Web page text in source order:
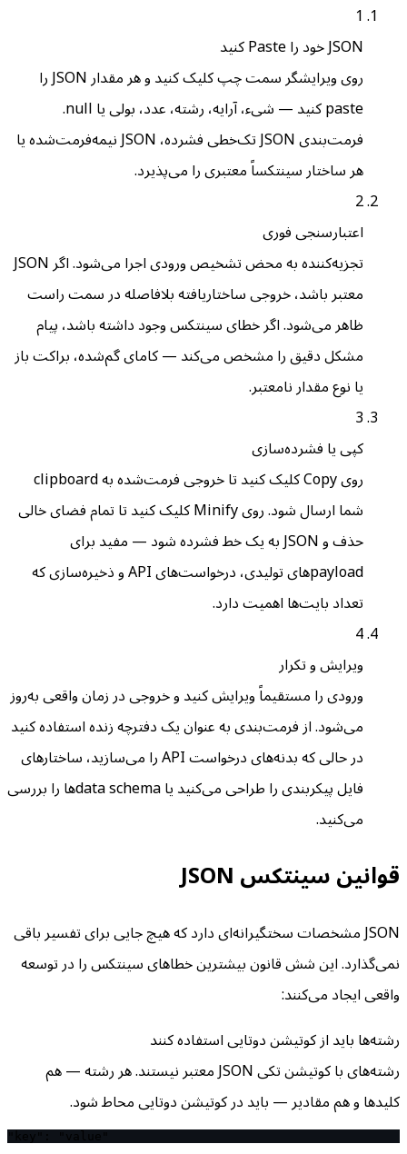
1
JSON خود را Paste کنید
روی ویرایشگر سمت چپ کلیک کنید و هر مقدار JSON را
paste کنید — شیء، آرایه، رشته، عدد، بولی یا null.
فرمت‌بندی JSON تک‌خطی فشرده، JSON نیمه‌فرمت‌شده یا
هر ساختار سینتکساً معتبری را می‌پذیرد.
2
اعتبارسنجی فوری
تجزیه‌کننده به محض تشخیص ورودی اجرا می‌شود. اگر JSON
معتبر باشد، خروجی ساختاریافته بلافاصله در سمت راست
ظاهر می‌شود. اگر خطای سینتکس وجود داشته باشد، پیام
مشکل دقیق را مشخص می‌کند — کامای گم‌شده، براکت باز
یا نوع مقدار نامعتبر.
3
کپی یا فشرده‌سازی
روی Copy کلیک کنید تا خروجی فرمت‌شده به clipboard
شما ارسال شود. روی Minify کلیک کنید تا تمام فضای خالی
حذف و JSON به یک خط فشرده شود — مفید برای
payloadهای تولیدی، درخواست‌های API و ذخیره‌سازی که
تعداد بایت‌ها اهمیت دارد.
4
ویرایش و تکرار
ورودی را مستقیماً ویرایش کنید و خروجی در زمان واقعی به‌روز
می‌شود. از فرمت‌بندی به عنوان یک دفترچه زنده استفاده کنید
در حالی که بدنه‌های درخواست API را می‌سازید، ساختارهای
فایل پیکربندی را طراحی می‌کنید یا data schemaها را بررسی
می‌کنید.
قوانین سینتکس JSON
JSON مشخصات سختگیرانه‌ای دارد که هیچ جایی برای تفسیر باقی
نمی‌گذارد. این شش قانون بیشترین خطاهای سینتکس را در توسعه
واقعی ایجاد می‌کنند:
رشته‌ها باید از کوتیشن دوتایی استفاده کنند
رشته‌های با کوتیشن تکی JSON معتبر نیستند. هر رشته — هم
کلیدها و هم مقادیر — باید در کوتیشن دوتایی محاط شود.